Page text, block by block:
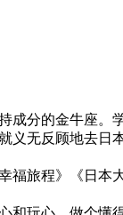
成分的金牛座。
义无反顾地去
福旅程》《日